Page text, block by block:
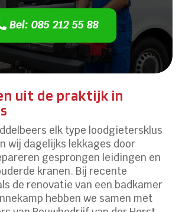
Bel: 085 212 55 88
uit de praktijk in
elk type loodgietersklus
wij dagelijks lekkages door
gesprongen leidingen en
kranen. Bij recente
de renovatie van een badkamer
hebben we samen met